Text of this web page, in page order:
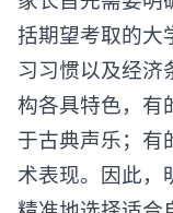
家长首先需要明
括期望考取的大
习习惯以及经济
构各具特色，有
于古典声乐；
术表现。因此，